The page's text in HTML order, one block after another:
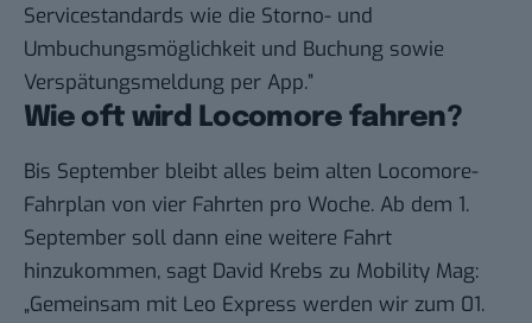
Servicestandards wie die Storno- und
Umbuchungsmöglichkeit und Buchung sowie
Verspätungsmeldung per App.”
Wie oft wird Locomore fahren?
Bis September bleibt alles beim alten Locomore-
Fahrplan von vier Fahrten pro Woche. Ab dem 1.
September soll dann eine weitere Fahrt
hinzukommen, sagt David Krebs zu Mobility Mag:
„Gemeinsam mit Leo Express werden wir zum 01.